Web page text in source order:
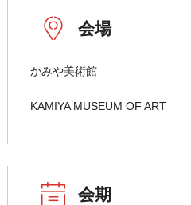
会場
かみや美術館
KAMIYA MUSEUM OF ART
会期